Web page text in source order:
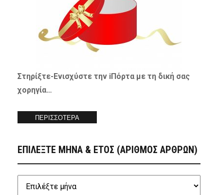
Στηρίξτε-Ενισχύστετην iΠόρτα με τη δική σας
χορηγία…
ΠΕΡΙΣΣΟΤΕΡΑ
ΕΠΙΛΕΞΤΕ ΜΗΝΑ & ΕΤΟΣ (ΑΡΙΘΜΟΣ ΑΡΘΡΩΝ)